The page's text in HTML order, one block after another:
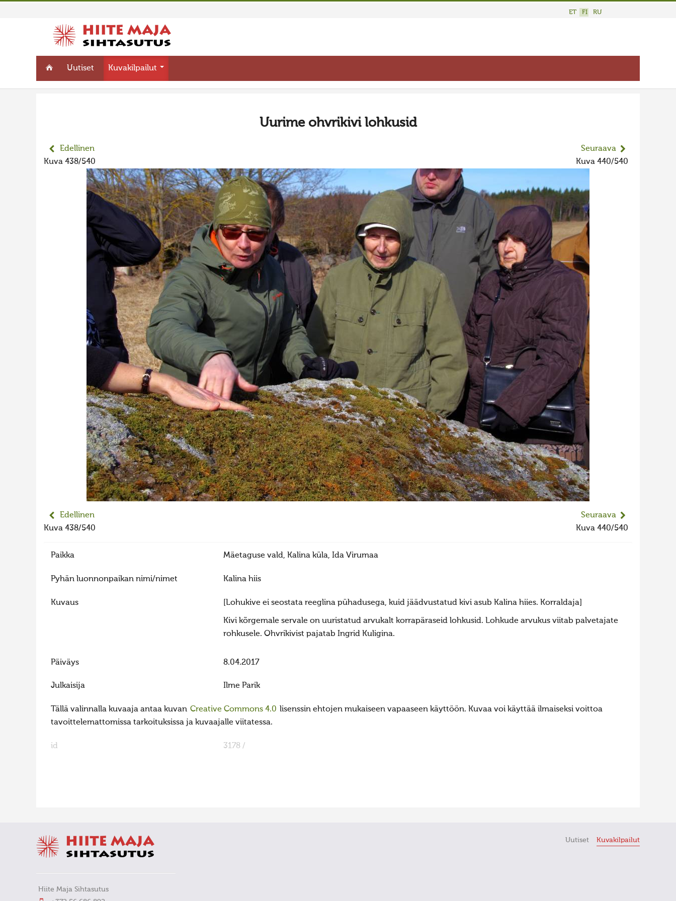
ET FI RU
Uutiset Kuvakilpailut
Uurime ohvrikivi lohkusid
Edellinen
Kuva 438/540
Seuraava
Kuva 440/540
Edellinen
Kuva 438/540
Seuraava
Kuva 440/540
Paikka Mäetaguse vald, Kalina küla, Ida Virumaa
Pyhän luonnonpaikan nimi/nimet Kalina hiis
Kuvaus [Lohukive ei seostata reeglina pühadusega, kuid jäädvustatud kivi asub Kalina hiies. Korraldaja]
Kivi kõrgemale servale on uuristatud arvukalt korrapäraseid lohkusid. Lohkude arvukus viitab palvetajate
rohkusele. Ohvrikivist pajatab Ingrid Kuligina.
Päiväys 8.04.2017
Julkaisija Ilme Parik
Tällä valinnalla kuvaaja antaa kuvan Creative Commons 4.0 lisenssin ehtojen mukaiseen vapaaseen käyttöön. Kuvaa voi käyttää ilmaiseksi voittoa
tavoittelemattomissa tarkoituksissa ja kuvaajalle viitatessa.
id 3178 /
Hiite Maja Sihtasutus
Uutiset Kuvakilpailut